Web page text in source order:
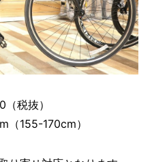
税抜）
（155-170cm）